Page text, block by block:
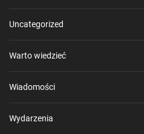
Uncategorized
Warto wiedzieć
Wiadomości
Wydarzenia